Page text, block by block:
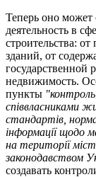
Теперь оно может
деятельность в
строительства:
зданий, от
государственной
недвижимость.
пункты
співвласниками
стандартів,
інформації щодо
на території
законодавством
создавать